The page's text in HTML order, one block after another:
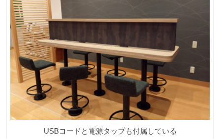
USBコードと電源タップも付属している